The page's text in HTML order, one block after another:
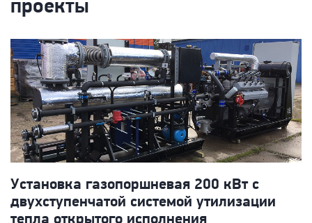
проекты
Установка газопоршневая 200 кВт с
двухступенчатой системой утилизации